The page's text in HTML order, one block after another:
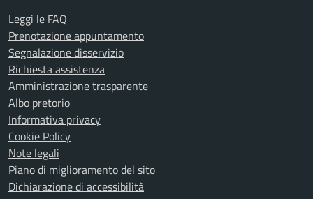
Leggi le FAQ
Prenotazione appuntamento
Segnalazione disservizio
Richiesta assistenza
Amministrazione trasparente
Albo pretorio
Informativa privacy
Cookie Policy
Note legali
Piano di miglioramento del sito
Dichiarazione di accessibilità